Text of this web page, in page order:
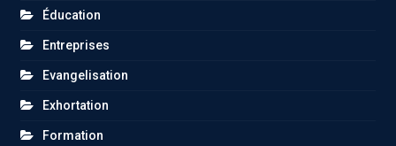
Éducation
Entreprises
Evangelisation
Exhortation
Formation